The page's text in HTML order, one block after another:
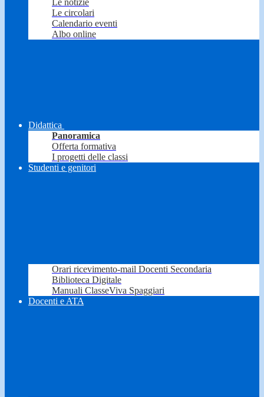
Le notizie
Le circolari
Calendario eventi
Albo online
Didattica
Panoramica
Offerta formativa
I progetti delle classi
Studenti e genitori
Orari ricevimento-mail Docenti Secondaria
Biblioteca Digitale
Manuali ClasseViva Spaggiari
Docenti e ATA